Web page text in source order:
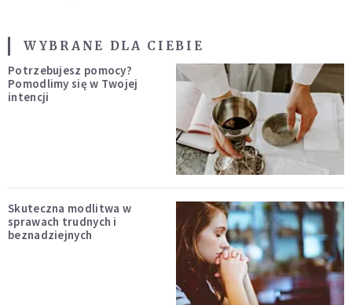
WYBRANE DLA CIEBIE
Potrzebujesz pomocy?
Pomodlimy się w Twojej
intencji
Skuteczna modlitwa w
sprawach trudnych i
beznadziejnych